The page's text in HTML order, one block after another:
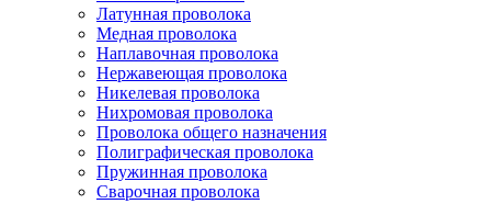
Латунная проволока
Медная проволока
Наплавочная проволока
Нержавеющая проволока
Никелевая проволока
Нихромовая проволока
Проволока общего назначения
Полиграфическая проволока
Пружинная проволока
Сварочная проволока